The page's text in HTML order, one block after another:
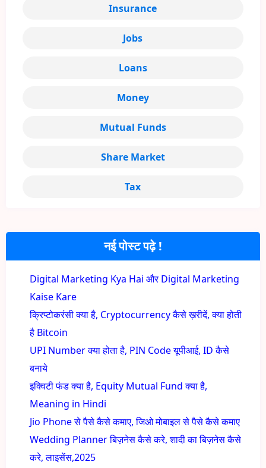
नई पोस्ट पढ़े !
Digital Marketing Kya Hai और Digital Marketing
Kaise Kare
क्रिप्टोकरंसी क्या है, Cryptocurrency कैसे ख़रीदें, क्या होती
है Bitcoin
UPI Number क्या होता है, PIN Code यूपीआई, ID कैसे
बनाये
इक्विटी फंड क्या है, Equity Mutual Fund क्या है,
Meaning in Hindi
Jio Phone से पैसे कैसे कमाए, जिओ मोबाइल से पैसे कैसे कमाए
Wedding Planner बिज़नेस कैसे करे, शादी का बिज़नेस कैसे
करे, लाइसेंस,2025
Insurance
Jobs
Loans
Money
Mutual Funds
Share Market
Tax